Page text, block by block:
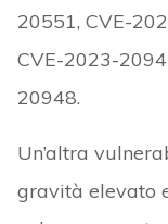
20551, CVE-
CVE-2023-
20948.
Un’altra
gravità elevato